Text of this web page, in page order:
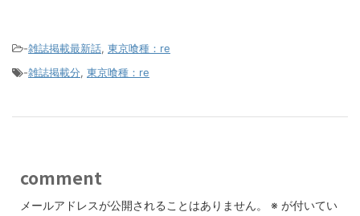
-雑誌掲載最新話, 東京喰種：re
-雑誌掲載分, 東京喰種：re
comment
メールアドレスが公開されることはありません。 ※ が付いてい